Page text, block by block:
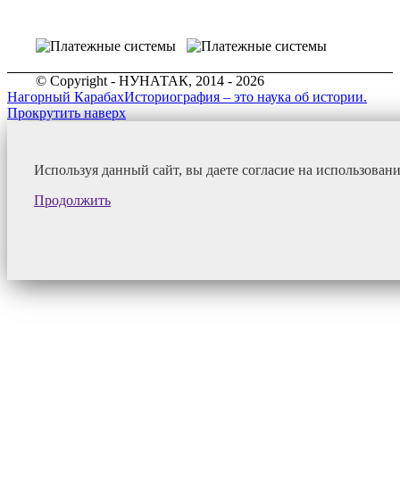
© Copyright - НУНАТАК, 2014 - 2026
Нагорный КарабахИсториография – это наука об истории.
Прокрутить наверх
Используя данный сайт, вы даете согласие на
Продолжить